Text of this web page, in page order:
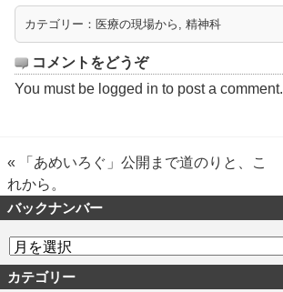
カテゴリー： 医療の現場から , 精神科
コメントをどうぞ
You must be logged in to post a comment.
«
「あめいろぐ」公開まで道のりと、こ
れから。
バックナンバー
カテゴリー